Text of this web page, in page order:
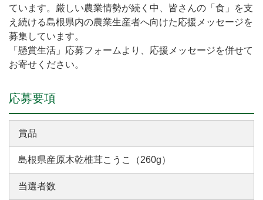
ています。厳しい農業情勢が続く中、皆さんの「食」を支
え続ける島根県内の農業生産者へ向けた応援メッセージを
募集しています。
「懸賞生活」応募フォームより、応援メッセージを併せて
お寄せください。
応募要項
賞品
島根県産原木乾椎茸こうこ（260g）
当選者数